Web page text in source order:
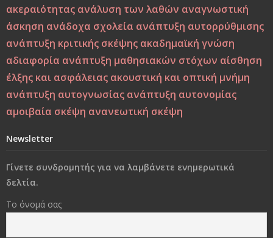
ελπίδα των νέων
Από τη Βιοπαιδαγωγική στη Ζωοπαιδαγωγική;
Το δέντρο, το πουλί και τα φτερά: Η αλληγορία της
πίστης στον εαυτό στους ύποπτους καιρούς
Η Παιδεία και η Μάθηση υπό το Πρίσμα του Δημήτρη
μορφές βίας που προμηνύουν το κακό
Στο διάβα της ζωής να φροντίσεις να παραμείνεις
άνθρωπος..!
ακεραιότητας ανάλυση των λαθών αναγνωστική
άσκηση ανάδοχα σχολεία ανάπτυξη αυτορρύθμισης
ανάπτυξη κριτικής σκέψης ακαδημαϊκή γνώση
αδιαφορία ανάπτυξη μαθησιακών στόχων αίσθηση
έλξης και ασφάλειας ακουστική και οπτική μνήμη
ανάπτυξη αυτογνωσίας ανάπτυξη αυτονομίας
αμοιβαία σκέψη ανανεωτική σκέψη
Newsletter
Γίνετε συνδρομητής για να λαμβάνετε ενημερωτικά
δελτία.
Το όνομά σας